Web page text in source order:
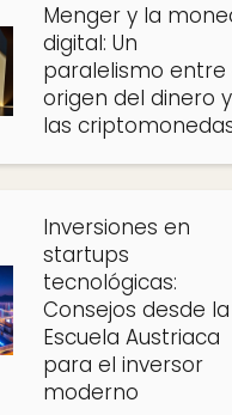
Menger y la
digital: Un
paralelismo entre
origen del dinero y
las
Inversiones en
startups
tecnológicas:
Consejos desde la
Escuela Austriaca
para el inversor
moderno